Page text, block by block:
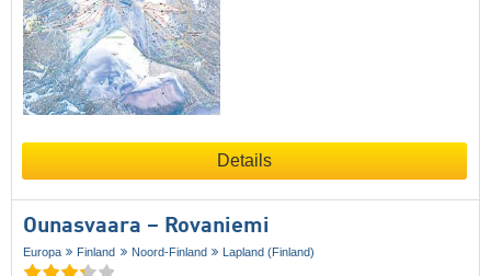
Details
Ounasvaara – Rovaniemi
Europa Finland Noord-Finland Lapland (Finland)